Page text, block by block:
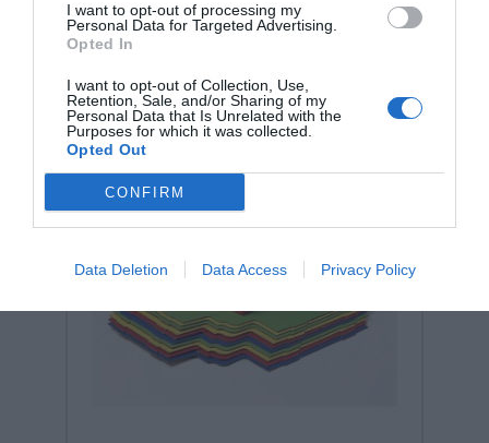
I want to opt-out of processing my
Personal Data for Targeted Advertising.
Opted In
I want to opt-out of Collection, Use,
Retention, Sale, and/or Sharing of my
Personal Data that Is Unrelated with the
Purposes for which it was collected.
Opted Out
CONFIRM
Data Deletion Data Access Privacy Policy